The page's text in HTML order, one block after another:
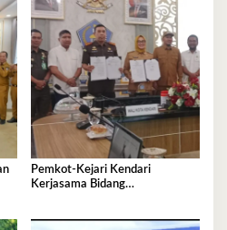
Pemkot-Kejari Kendari
Kerjasama Bidang